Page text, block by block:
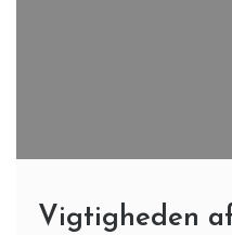
Vigtigheden